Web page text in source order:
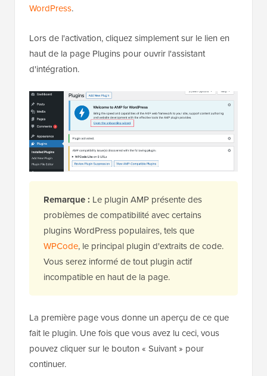
WordPress.
Lors de l'activation, cliquez simplement sur le lien en
haut de la page Plugins pour ouvrir l'assistant
d'intégration.
Remarque : Le plugin AMP présente des
problèmes de compatibilité avec certains
plugins WordPress populaires, tels que
WPCode, le principal plugin d'extraits de code.
Vous serez informé de tout plugin actif
incompatible en haut de la page.
La première page vous donne un aperçu de ce que
fait le plugin. Une fois que vous avez lu ceci, vous
pouvez cliquer sur le bouton « Suivant » pour
continuer.